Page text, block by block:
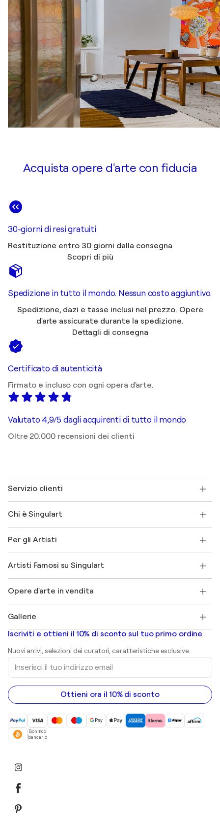
Acquista opere d'arte con fiducia
30-giorni di resi gratuiti
Restituzione entro 30 giorni dalla consegna
Scopri di più
Spedizione in tutto il mondo. Nessun costo aggiuntivo.
Spedizione, dazi e tasse inclusi nel prezzo. Opere
d'arte assicurate durante la spedizione.
Dettagli di consegna
Certificato di autenticità
Firmato e incluso con ogni opera d'arte.
Valutato 4,9/5 dagli acquirenti di tutto il mondo
Oltre 20.000 recensioni dei clienti
Servizio clienti
Spedizione
Offri una carta regalo
Partecipa al nostro programma commerciale
Il mio account
Protezione acquirente
+39 694500608
Chi è Singulart
FAQ
Magazine di Singulart
Lavori
Scopri arte originale selezionata
Per gli Artisti
Accedi come Artista
Artisti Famosi su Singulart
Marc Chagall
Banksy
Mr. Brainwash
Shepard Fairey
Opere d'arte in vendita
Quadri astratti in vendita
Dipinti di paesaggi
sculture
Dipinti acrilici
Gallerie
Gallerie d’arte in Italia
Iscriviti e ottieni il 10% di sconto sul tuo primo ordine
Nuovi arrivi, selezioni dei curatori, caratteristiche esclusive.
Inserisci
tuo
indirizzo
email
Ottieni ora il 10% di sconto
Bonifico
bancario